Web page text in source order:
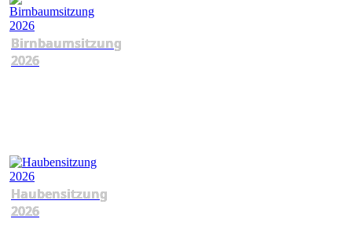
Birnbaumsitzung
2026
Haubensitzung
2026